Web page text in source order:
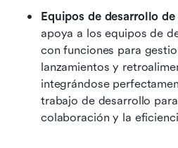
Equipos de desarrollo
apoya a los equipos de
con funciones para
lanzamientos y
integrándose
trabajo de desarrollo
colaboración y la